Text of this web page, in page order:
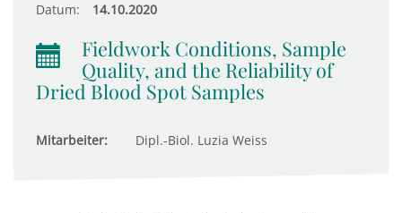
Datum: 14.10.2020
Fieldwork Conditions, Sample
Quality, and the Reliability of
Dried Blood Spot Samples
Mitarbeiter: Dipl.-Biol. Luzia Weiss